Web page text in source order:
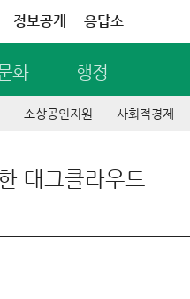
정보공개 응답소
화 행정
소상공인지원 사회적경제
태그클라우드